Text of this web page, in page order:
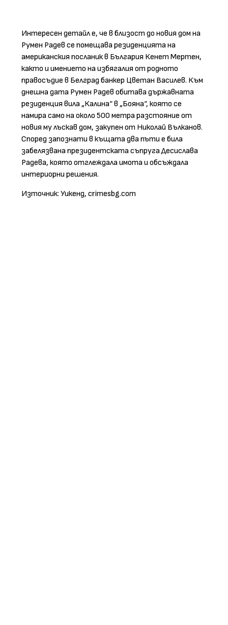
Интересен детайл е, че в близост до новия дом на
Румен Радев се помещава резиденцията на
американския посланик в България Кенет Мертен,
както и имението на избягалия от родното
правосъдие в Белград банкер Цветан Василев. Към
днешна дата Румен Радев обитава държавната
резиденция вила „Калина“ в „Бояна“, която се
намира само на около 500 метра разстояние от
новия му лъскав дом, закупен от Николай Вълканов.
Според запознати в къщата два пъти е била
забелязвана президентската съпруга Десислава
Радева, която отглеждала имота и обсъждала
интериорни решения.
Източник: Уикенд, crimesbg.com